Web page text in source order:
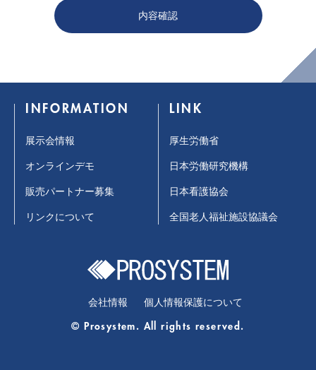
INFORMATION
展示会情報
オンラインデモ
販売パートナー募集
リンクについて
LINK
厚生労働省
日本労働研究機構
日本看護協会
全国老人福祉施設協議会
会社情報 個人情報保護について
© Prosystem. All rights reserved.